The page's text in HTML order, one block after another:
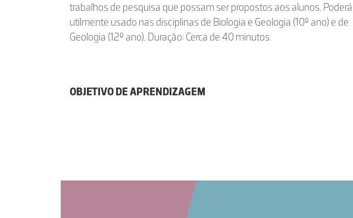
trabalhos de pesquisa que possam ser propostos aos alunos.
utilmente usado nas disciplinas de Biologia e Geologia (10º ano) e de
Geologia (12º ano). Duração: Cerca de 40 minutos.
OBJETIVO DE APRENDIZAGEM